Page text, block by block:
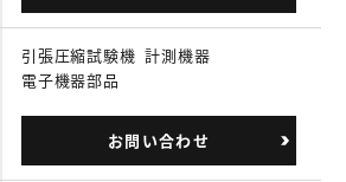
引張圧縮試験機 計測機器
電子機器部品
お問い合わせ